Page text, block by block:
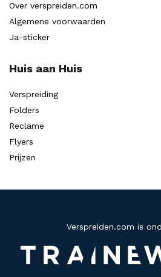
Over verspreiden.com
Algemene voorwaarden
Ja-sticker
Huis aan Huis
Verspreiding
Folders
Reclame
Flyers
Prijzen
Verspreiden.com is